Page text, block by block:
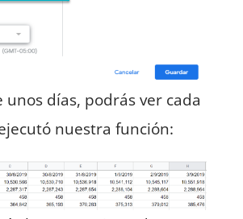
unos días, podrás ver cada
nuestra función: